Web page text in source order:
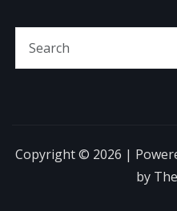
Copyright © 2026 |
by